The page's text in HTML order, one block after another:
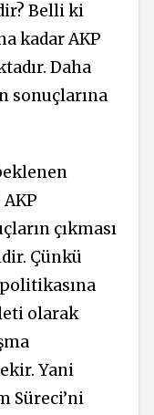
Belli ki
kadar AKP
Daha
sonuçlarına
AKP
çıkması
Çünkü
olarak
Yani
Süreci’ni